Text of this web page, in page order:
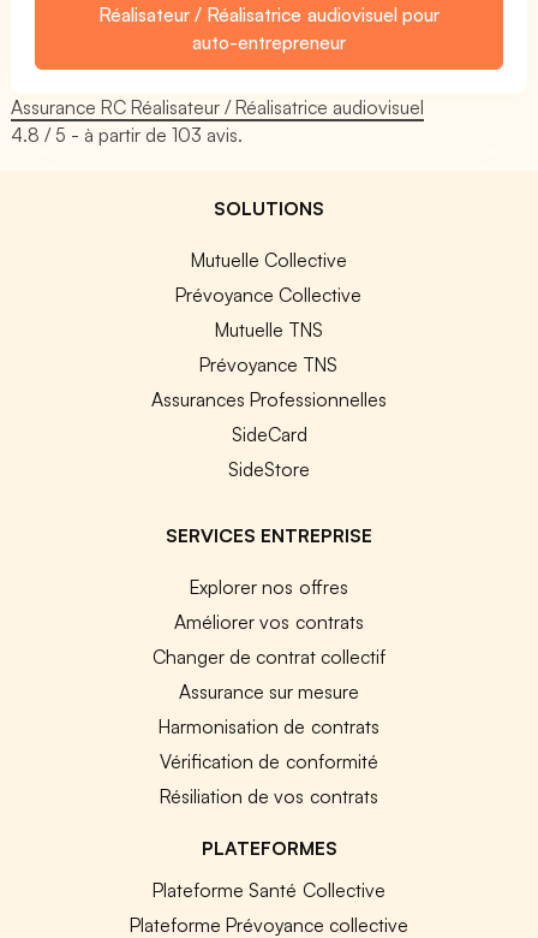
Réalisateur / Réalisatrice audiovisuel pour
auto-entrepreneur
Assurance RC Réalisateur / Réalisatrice audiovisuel
4.8 / 5 - à partir de103 avis.
SOLUTIONS
Mutuelle Collective
Prévoyance Collective
Mutuelle TNS
Prévoyance TNS
Assurances Professionnelles
SideCard
SideStore
SERVICES ENTREPRISE
Explorer nos offres
Améliorer vos contrats
Changer de contrat collectif
Assurance sur mesure
Harmonisation de contrats
Vérification de conformité
Résiliation de vos contrats
PLATEFORMES
Plateforme Santé Collective
Plateforme Prévoyance collective